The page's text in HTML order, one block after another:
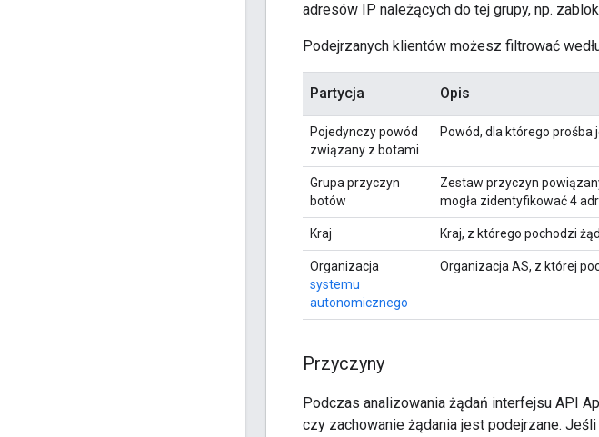
adresów IP należących do tej grupy, np.
Podejrzanych klientów możesz filtrować
Partycja Opis
Pojedynczy powód
związany z botami
Powód, dla którego prośba
Grupa przyczyn
botów
Zestaw przyczyn
mogła zidentyfikować 4
Kraj Kraj, z którego pochodzi
Organizacja
systemu
autonomicznego
Organizacja AS, z której
Przyczyny
Podczas analizowania żądań interfejsu API
czy zachowanie żądania jest podejrzane.